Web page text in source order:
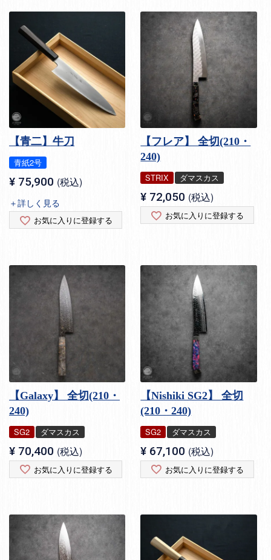
【青二】牛刀
青紙2号
¥ 75,900 税込
＋詳しく見る
お気に入りに登録する
【フレア】 全切(210・
240)
STRIX ダマスカス
¥ 72,050 税込
お気に入りに登録する
【Galaxy】 全切(210・
240)
SG2 ダマスカス
¥ 70,400 税込
お気に入りに登録する
【Nishiki SG2】 全切
(210・240)
SG2 ダマスカス
¥ 67,100 税込
お気に入りに登録する